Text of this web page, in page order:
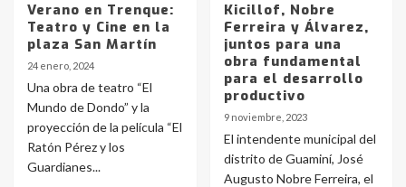
Verano en Trenque:
Teatro y Cine en la
plaza San Martín
24 enero, 2024
Una obra de teatro “El
Mundo de Dondo” y la
proyección de la película “El
Ratón Pérez y los
Guardianes...
Kicillof, Nobre
Ferreira y Álvarez,
juntos para una
obra fundamental
para el desarrollo
productivo
9 noviembre, 2023
El intendente municipal del
distrito de Guaminí, José
Augusto Nobre Ferreira, el